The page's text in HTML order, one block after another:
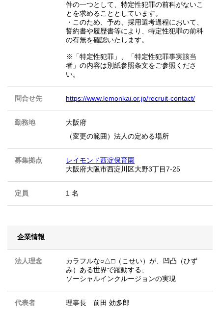
件の一つとして、特定性犯罪の前科がないこ
とを求めることとしています。
・このため、予め、採用選考過程において、
誓約書や履歴書等により、特定性犯罪の前科
の有無を確認いたします。
※「特定性犯罪」、「特定性犯罪事実該当
者」の内容は別紙参照条文をご参照くださ
い。
問合せ先 https://www.lemonkai.or.jp/recruit-contact/
勤務地
大阪府
（変更の範囲）法人の定める場所
募集拠点
レイモンド西淀保育園
大阪府大阪市西淀川区大野3丁目7-25
定員 1 名
企業情報
法人理念
カラフルな○△□（こせい）が、凹凸（ひず
み）ある世界で躍動する、
ソーシャルインクルージョンの実現
代表者 理事長 前田 効多郎